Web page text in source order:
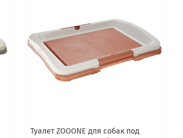
Туалет ZOOONE для собак под